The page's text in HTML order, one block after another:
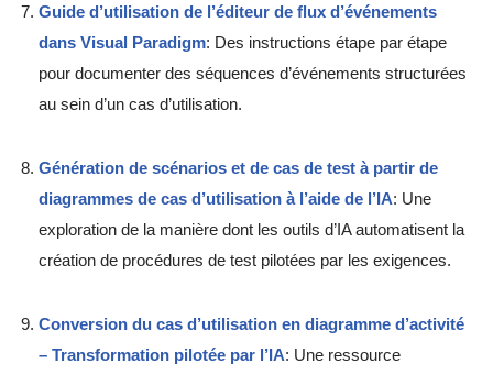
Guide d’utilisation de l’éditeur de flux d’événements
dans Visual Paradigm: Des instructions étape par étape
pour documenter des séquences d’événements structurées
au sein d’un cas d’utilisation.
Génération de scénarios et de cas de test à partir de
diagrammes de cas d’utilisation à l’aide de l’IA: Une
exploration de la manière dont les outils d’IA automatisent la
création de procédures de test pilotées par les exigences.
Conversion du cas d’utilisation en diagramme d’activité
– Transformation pilotée par l’IA: Une ressource